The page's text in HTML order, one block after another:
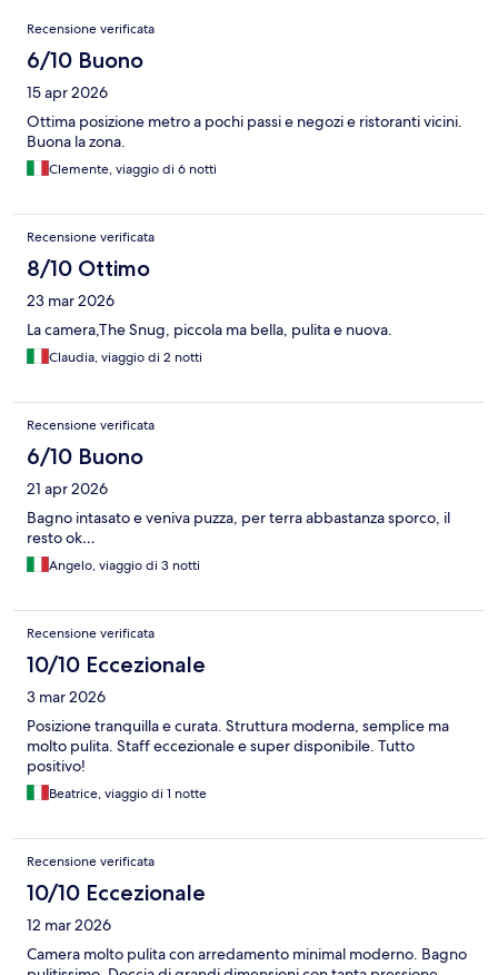
Recensioni
Recensione verificata
6/10 Buono
15 apr 2026
Ottima posizione metro a pochi passi e negozi e ristoranti vicini.
Buona la zona.
Clemente, viaggio di 6 notti
Recensione verificata
8/10 Ottimo
23 mar 2026
La camera,The Snug, piccola ma bella, pulita e nuova.
Claudia, viaggio di 2 notti
Recensione verificata
6/10 Buono
21 apr 2026
Bagno intasato e veniva puzza, per terra abbastanza sporco, il
resto ok…
Angelo, viaggio di 3 notti
Recensione verificata
10/10 Eccezionale
3 mar 2026
Posizione tranquilla e curata. Struttura moderna, semplice ma
molto pulita. Staff eccezionale e super disponibile. Tutto
positivo!
Beatrice, viaggio di 1 notte
Recensione verificata
10/10 Eccezionale
12 mar 2026
Camera molto pulita con arredamento minimal moderno. Bagno